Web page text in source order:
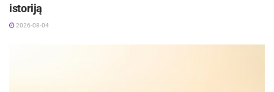
istoriją
2026-08-04